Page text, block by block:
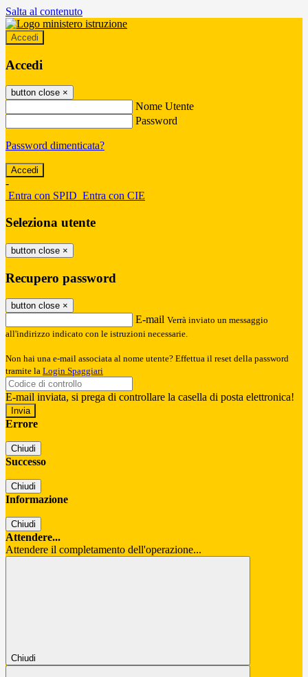
Salta al contenuto
Accedi
Accedi
button close ×
Nome Utente
Password
Password dimenticata?
-
Entra con SPID Entra con CIE
Seleziona utente
button close ×
Recupero password
button close ×
E-mail Verrà inviato un messaggio
all'indirizzo indicato con le istruzioni necessarie.
Non hai una e-mail associata al nome utente? Effettua il reset della password
tramite la Login Spaggiari
E-mail inviata, si prega di controllare la casella di posta elettronica!
Errore
Chiudi
Successo
Chiudi
Informazione
Chiudi
Attendere...
Attendere il completamento dell'operazione...
Chiudi